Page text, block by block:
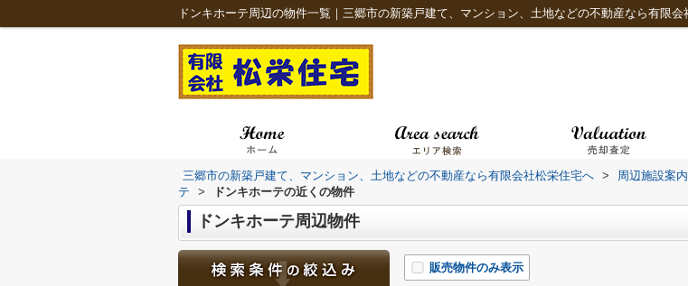
三郷市の新築戸建て、マンション、土地などの不動産なら有限会社松栄住宅へ > 周辺施設案内
テ
> ドンキホーテの近くの物件
ドンキホーテ周辺物件
販売物件のみ表示